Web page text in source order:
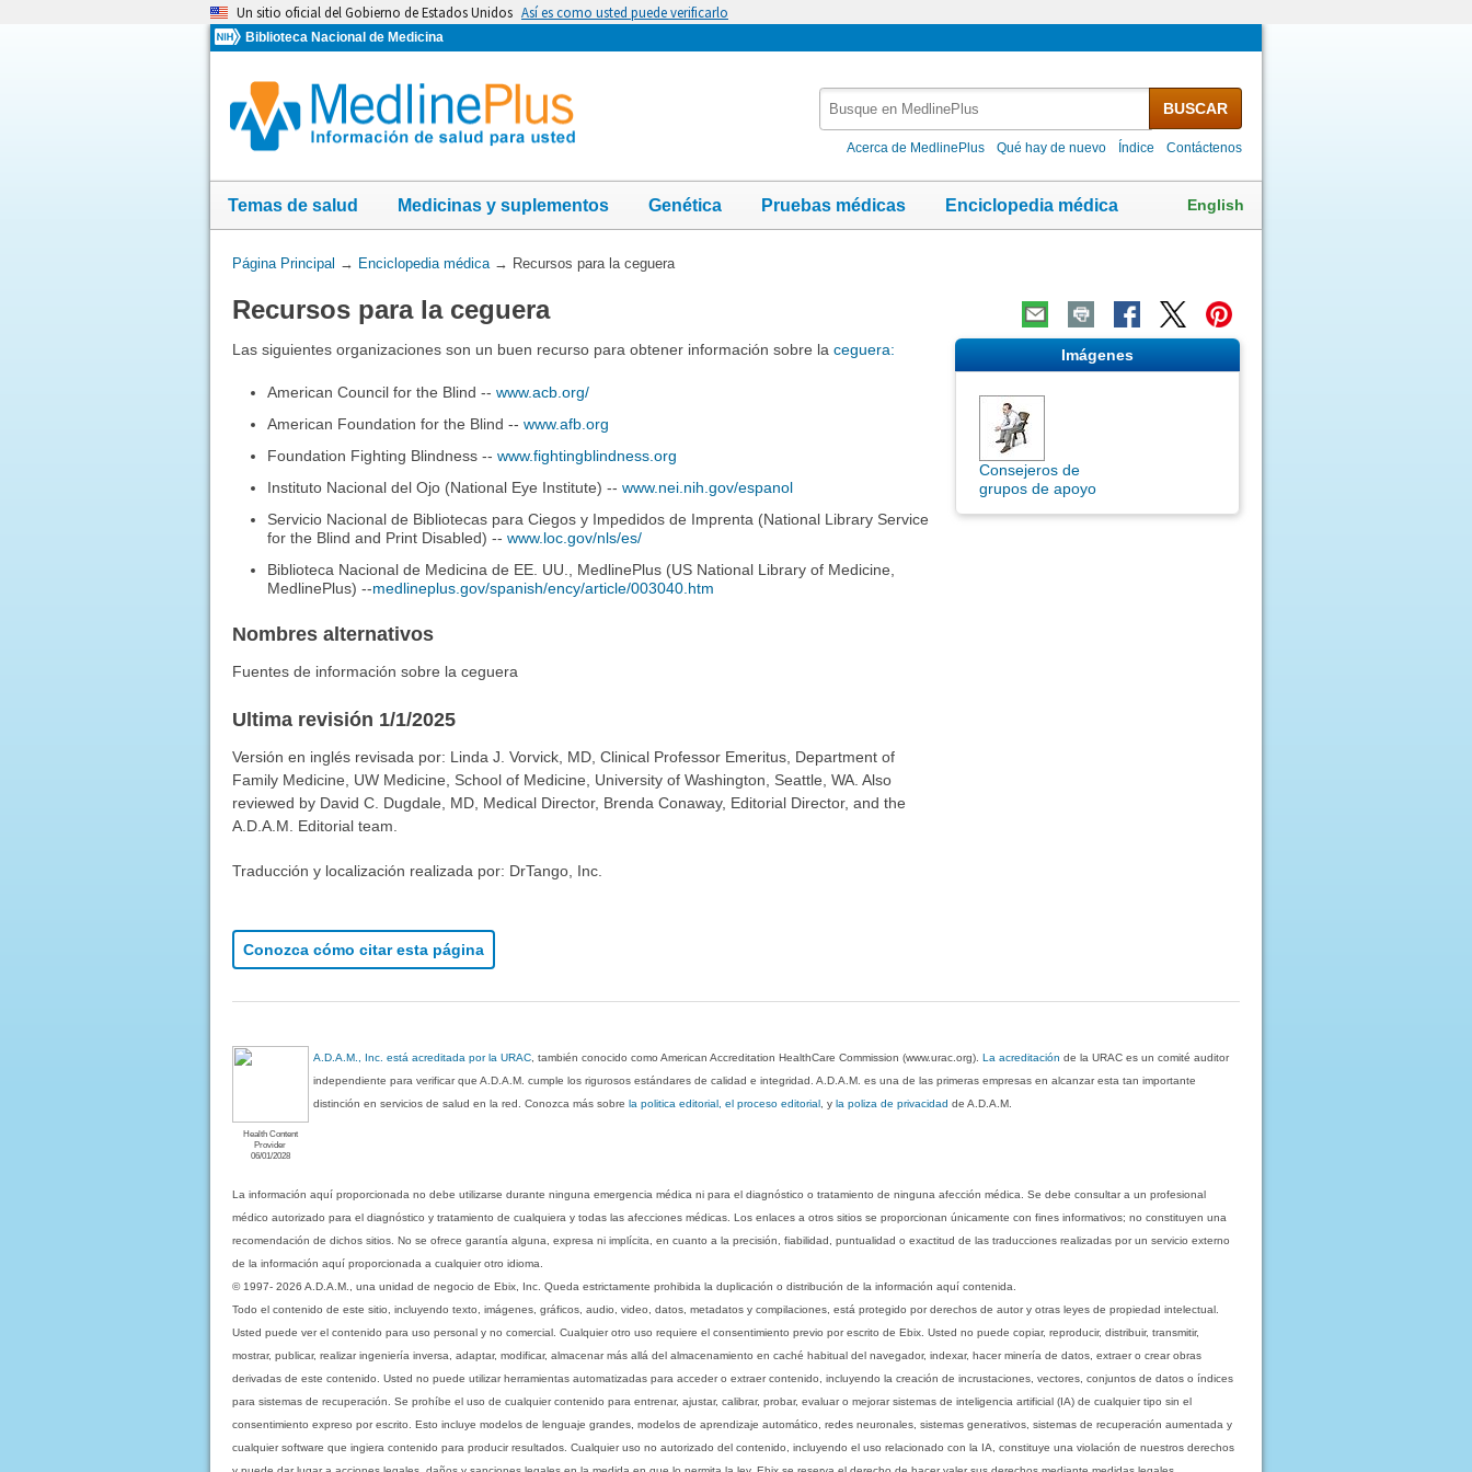
Un sitio oficial del Gobierno de Estados Unidos Así es como usted puede verificarlo
Biblioteca Nacional de Medicina
MedlinePlus
BUSCAR
Acerca de MedlinePlus Qué hay de nuevo Índice Contáctenos
Temas de salud Medicinas y suplementos Genética Pruebas médicas Enciclopedia médica English
Usted
aquí:
Página Principal → Enciclopedia médica→ Recursos para la ceguera
Recursos para la ceguera
Las siguientes organizaciones son un buen recurso para obtener información sobre la ceguera:
American Council for the Blind --www.acb.org/
American Foundation for the Blind --www.afb.org
Foundation Fighting Blindness --www.fightingblindness.org
Instituto Nacional del Ojo (National Eye Institute) --www.nei.nih.gov/espanol
Servicio Nacional de Bibliotecas para Ciegos y Impedidos de Imprenta (National Library Service
for the Blind and Print Disabled) --www.loc.gov/nls/es/
Biblioteca Nacional de Medicina de EE. UU., MedlinePlus (US National Library of Medicine,
MedlinePlus) --medlineplus.gov/spanish/ency/article/003040.htm
Nombres alternativos
Fuentes de información sobre la ceguera
Ultima revisión 1/1/2025
Versión en inglés revisada por: Linda J. Vorvick, MD, Clinical Professor Emeritus, Department of
Family Medicine, UW Medicine, School of Medicine, University of Washington, Seattle, WA. Also
reviewed by David C. Dugdale, MD, Medical Director, Brenda Conaway, Editorial Director, and the
A.D.A.M. Editorial team.
Traducción y localización realizada por: DrTango, Inc.
Conozca cómo citar esta página
Imágenes
Consejeros de
grupos de apoyo
Health Content
Provider
06/01/2028
A.D.A.M., Inc. está acreditada por la URAC , también conocido como American Accreditation HealthCare Commission (www.urac.org).La acreditación de la URAC es un comité auditor
independiente para verificar que A.D.A.M. cumple los rigurosos estándares de calidad e integridad. A.D.A.M. es una de las primeras empresas en alcanzar esta tan importante
distinción en servicios de salud en la red. Conozca más sobrela politica editorial, el proceso editorial , yla poliza de privacidad de A.D.A.M.
La información aquí proporcionada no debe utilizarse durante ninguna emergencia médica ni para el diagnóstico o tratamiento de ninguna afección médica. Se debe consultar a un profesional
médico autorizado para el diagnóstico y tratamiento de cualquiera y todas las afecciones médicas. Los enlaces a otros sitios se proporcionan únicamente con fines informativos; no constituyen una
recomendación de dichos sitios. No se ofrece garantía alguna, expresa ni implícita, en cuanto a la precisión, fiabilidad, puntualidad o exactitud de las traducciones realizadas por un servicio externo
de la información aquí proporcionada a cualquier otro idioma.
© 1997- 2026 A.D.A.M., una unidad de negocio de Ebix, Inc. Queda estrictamente prohibida la duplicación o distribución de la información aquí contenida.
Todo el contenido de este sitio, incluyendo texto, imágenes, gráficos, audio, video, datos, metadatos y compilaciones, está protegido por derechos de autor y otras leyes de propiedad intelectual.
Usted puede ver el contenido para uso personal y no comercial. Cualquier otro uso requiere el consentimiento previo por escrito de Ebix. Usted no puede copiar, reproducir, distribuir, transmitir,
mostrar, publicar, realizar ingeniería inversa, adaptar, modificar, almacenar más allá del almacenamiento en caché habitual del navegador, indexar, hacer minería de datos, extraer o crear obras
derivadas de este contenido. Usted no puede utilizar herramientas automatizadas para acceder o extraer contenido, incluyendo la creación de incrustaciones, vectores, conjuntos de datos o índices
para sistemas de recuperación. Se prohíbe el uso de cualquier contenido para entrenar, ajustar, calibrar, probar, evaluar o mejorar sistemas de inteligencia artificial (IA) de cualquier tipo sin el
consentimiento expreso por escrito. Esto incluye modelos de lenguaje grandes, modelos de aprendizaje automático, redes neuronales, sistemas generativos, sistemas de recuperación aumentada y
cualquier software que ingiera contenido para producir resultados. Cualquier uso no autorizado del contenido, incluyendo el uso relacionado con la IA, constituye una violación de nuestros derechos